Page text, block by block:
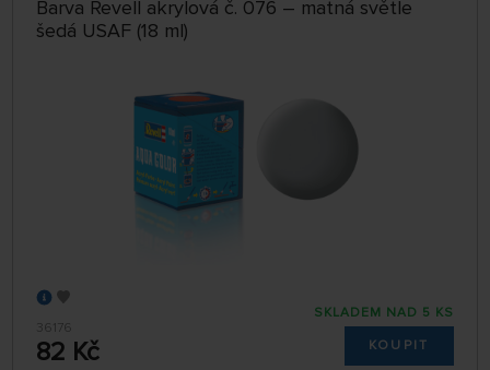
Barva Revell akrylová č. 076 – matná světle
šedá USAF (18 ml)
36176
82 Kč
SKLADEM NAD 5 KS
KOUPIT